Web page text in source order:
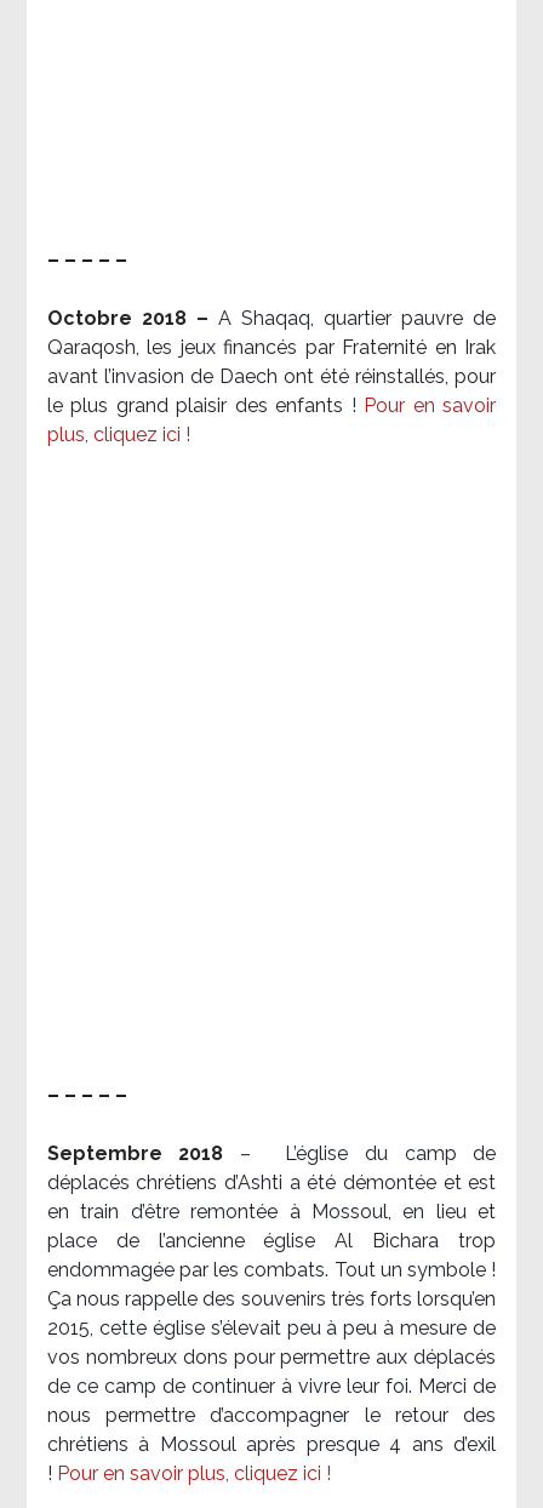
– – – – –
Octobre 2018 – A Shaqaq, quartier pauvre de
Qaraqosh, les jeux financés par Fraternité en Irak​
avant l’invasion de Daech ont été réinstallés, pour
le plus grand plaisir des enfants ! Pour en savoir
plus, cliquez ici !
– – – – –
Septembre 2018 –
L’église du camp de
déplacés chrétiens d’Ashti a été démontée et est
en train d’être remontée à Mossoul, en lieu et
place de l’ancienne église Al Bichara trop
endommagée par les combats. Tout un symbole !
Ça nous rappelle des souvenirs très forts lorsqu’en
2015, cette église s’élevait peu à peu à mesure de
vos nombreux dons pour permettre aux déplacés
de ce camp de continuer à vivre leur foi. Merci de
nous permettre d’accompagner le retour des
chrétiens à Mossoul après presque 4 ans d’exil
! Pour en savoir plus, cliquez ici !